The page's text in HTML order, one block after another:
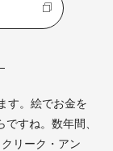
す。絵でお金を
すね。数年間、
リーク・アン